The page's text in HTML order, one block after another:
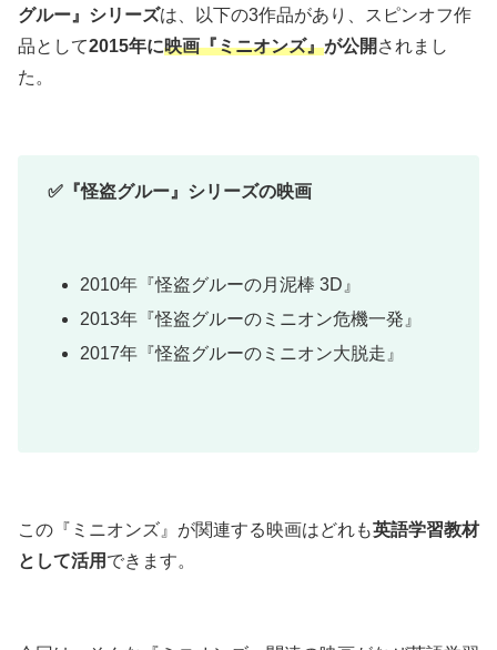
グルー』シリーズは、以下の3作品があり、スピンオフ作
品として2015年に映画『ミニオンズ』が公開 されまし
た。
✅『怪盗グルー』シリーズの映画
2010年『怪盗グルーの月泥棒 3D』
2013年『怪盗グルーのミニオン危機一発』
2017年『怪盗グルーのミニオン大脱走』
この『ミニオンズ』が関連する映画はどれも英語学習教材
として活用 できます。